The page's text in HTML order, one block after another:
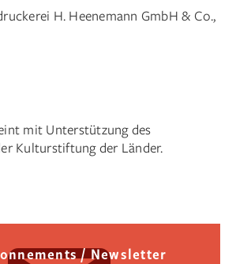
H. Heenemann GmbH & Co.,
mit Unterstützung des
Kulturstiftung der Länder.
/ Newsletter